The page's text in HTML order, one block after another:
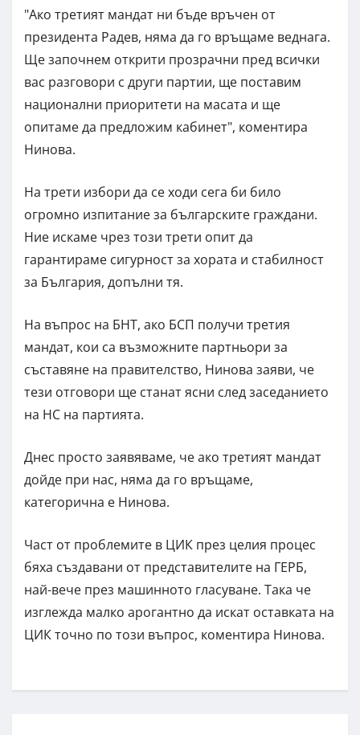
"Ако третият мандат ни бъде връчен от
президента Радев, няма да го връщаме веднага.
Ще започнем открити прозрачни пред всички
вас разговори с други партии, ще поставим
национални приоритети на масата и ще
опитаме да предложим кабинет", коментира
Нинова.
На трети избори да се ходи сега би било
огромно изпитание за българските граждани.
Ние искаме чрез този трети опит да
гарантираме сигурност за хората и стабилност
за България, допълни тя.
На въпрос на БНТ, ако БСП получи третия
мандат, кои са възможните партньори за
съставяне на правителство, Нинова заяви, че
тези отговори ще станат ясни след заседанието
на НС на партията.
Днес просто заявяваме, че ако третият мандат
дойде при нас, няма да го връщаме,
категорична е Нинова.
Част от проблемите в ЦИК през целия процес
бяха създавани от представителите на ГЕРБ,
най-вече през машинното гласуване. Така че
изглежда малко арогантно да искат оставката на
ЦИК точно по този въпрос, коментира Нинова.